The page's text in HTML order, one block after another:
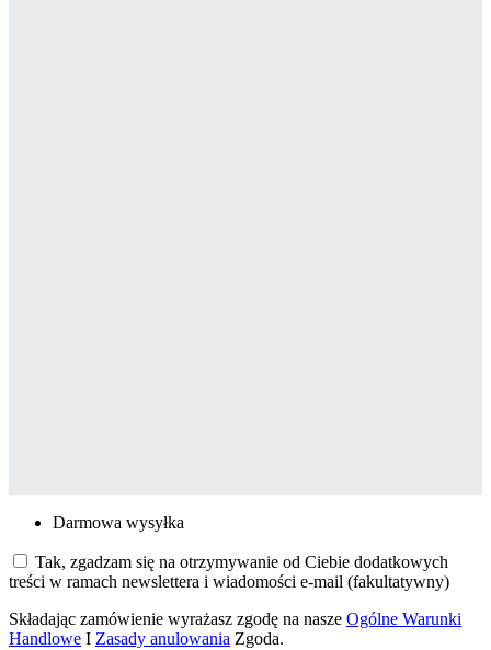
Darmowa wysyłka
Tak, zgadzam się na otrzymywanie od Ciebie dodatkowych
treści w ramach newslettera i wiadomości e-mail (fakultatywny)
Składając zamówienie wyrażasz zgodę na nasze Ogólne Warunki
Handlowe I Zasady anulowania Zgoda.